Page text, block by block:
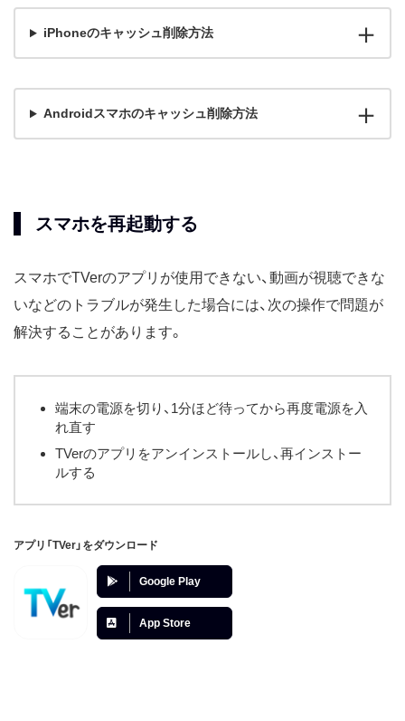
iPhoneのキャッシュ削除方法
Androidスマホのキャッシュ削除方法
スマホを再起動する
スマホでTVerのアプリが使用できない、動画が視聴できな
いなどのトラブルが発生した場合には、次の操作で問題が
解決することがあります。
端末の電源を切り、1分ほど待ってから再度電源を入
れ直す
TVerのアプリをアンインストールし、再インストー
ルする
アプリ「TVer」をダウンロード
Google Play
App Store